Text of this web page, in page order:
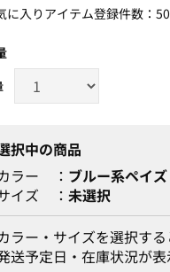
に入りアイテム登録件数：
択中の商品
ラー
ブルー系ペイ
イズ
未選択
ラー・サイズを選択する
送予定日・在庫状況が